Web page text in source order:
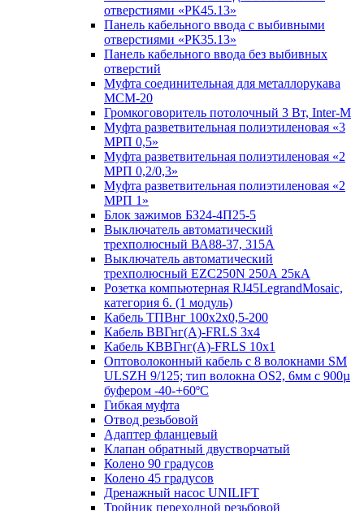
отверстиями «РК45.13»
Панель кабельного ввода с выбивными
отверстиями «РК35.13»
Панель кабельного ввода без выбивных
отверстий
Муфта соединительная для металлорукава
МСМ-20
Громкоговоритель потолочный 3 Вт, Inter-M
Муфта разветвительная полиэтиленовая «3
МРП 0,5»
Муфта разветвительная полиэтиленовая «2
МРП 0,2/0,3»
Муфта разветвительная полиэтиленовая «2
МРП 1»
Блок зажимов БЗ24-4П25-5
Выключатель автоматический
трехполюсный ВА88-37, 315А
Выключатель автоматический
трехполюсный EZC250N 250А 25кА
Розетка компьютерная RJ45LegrandMosaic,
категория 6. (1 модуль)
Кабель ТПВнг 100х2х0,5-200
Кабель ВВГнг(А)-FRLS 3х4
Кабель КВВГнг(А)-FRLS 10х1
Оптоволоконный кабель с 8 волокнами SM
ULSZH 9/125; тип волокна OS2, 6мм с 900µ
буфером -40-+60ºC
Гибкая муфта
Отвод резьбовой
Адаптер фланцевый
Клапан обратный двустворчатый
Колено 90 градусов
Колено 45 градусов
Дренажный насос UNILIFT
Тройник переходной резьбовой